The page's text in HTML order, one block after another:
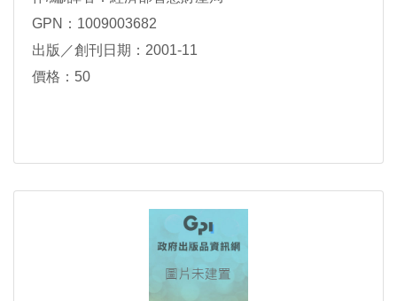
GPN：1009003682
出版／創刊日期：2001-11
價格：50